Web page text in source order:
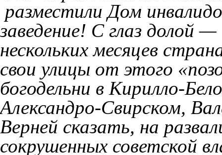
разместили Дом
заведение! С глаз долой
нескольких месяцев
свои улицы от этого
богодельни в Кирилло-
Александро-Свирском,
Верней сказать, на
сокрушенных советской